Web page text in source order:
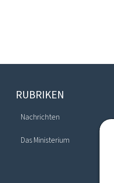
Footer
RUBRIKEN
Nachrichten
Das Ministerium